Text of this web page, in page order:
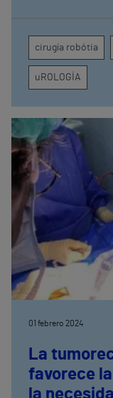
importancia de
mama, permite
patología hasta
cirugía robótia
uROLOGÍA
01 febrero 2024
La
favorece
la